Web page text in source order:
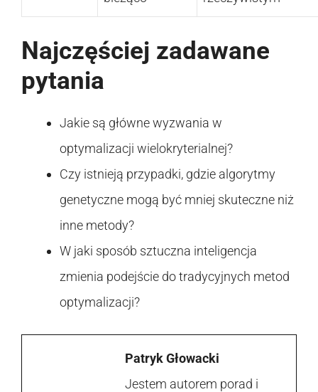
Najczęściej zadawane
pytania
Jakie są główne wyzwania w
optymalizacji wielokryterialnej?
Czy istnieją przypadki, gdzie algorytmy
genetyczne mogą być mniej skuteczne niż
inne metody?
W jaki sposób sztuczna inteligencja
zmienia podejście do tradycyjnych metod
optymalizacji?
Patryk Głowacki
Jestem autorem porad i